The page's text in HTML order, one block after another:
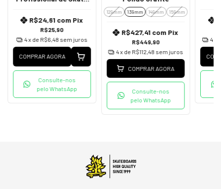
R$25,90
R$24,61 com Pix
4x de R$6,48 sem juros
COMPRAR AGORA
Consulte-nos
pelo WhatsApp
129mm 139mm 149mm 159mm
R$449,90
R$427,41 com Pix
4x de R$112,48 sem juros
COMPRAR AGORA
Consulte-nos
pelo WhatsApp
4